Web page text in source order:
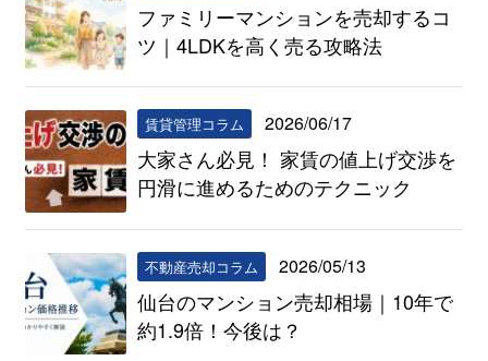
ファミリーマンションを売却するコ
ツ｜4LDKを高く売る攻略法
賃貸管理コラム 2026/06/17
大家さん必見！ 家賃の値上げ交渉を
円滑に進めるためのテクニック
不動産売却コラム 2026/05/13
仙台のマンション売却相場｜10年で
約1.9倍！今後は？